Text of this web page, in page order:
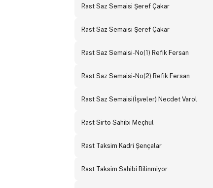
Rast Saz Semaisi Şeref Çakar
Rast Saz Semaisi Şeref Çakar
Rast Saz Semaisi-No(1) Refik Fersan
Rast Saz Semaisi-No(2) Refik Fersan
Rast Saz Semaisi(İşveler) Necdet Varol
Rast Sirto Sahibi Meçhul
Rast Taksim Kadri Şençalar
Rast Taksim Sahibi Bilinmiyor